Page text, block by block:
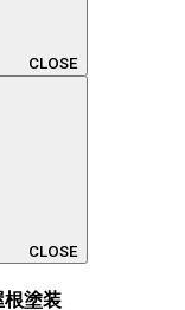
CLOSE
CLOSE
根塗装